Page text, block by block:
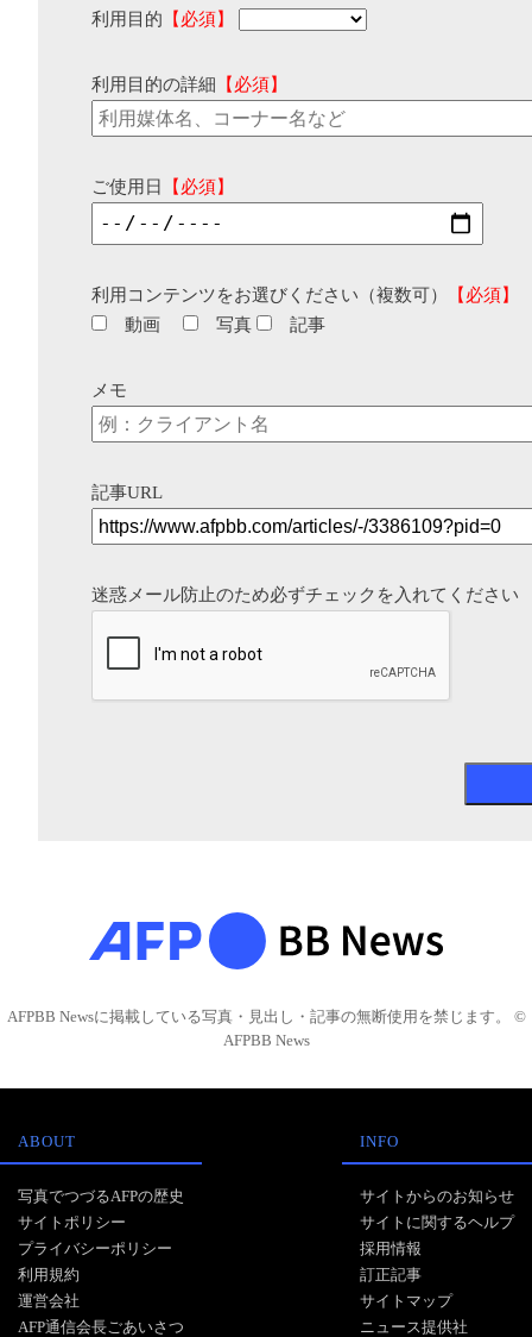
利用目的 【必須】
利用目的の詳細 【必須】
ご使用日 【必須】
利用コンテンツをお選びください（複数可）
【必須】
動画
写真 記事
メモ
記事URL
迷惑メール防止のため必ずチェックを入れてください
AFPBB Newsに掲載している写真・見出し・記事の無断使用を禁じます。 ©
AFPBB News
ABOUT
写真でつづるAFPの歴史
サイトポリシー
プライバシーポリシー
利用規約
運営会社
AFP通信会長ごあいさつ
INFO
サイトからのお知らせ
サイトに関するヘルプ
採用情報
訂正記事
サイトマップ
ニュース提供社